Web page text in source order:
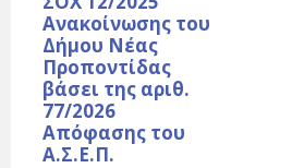
Ανακοίνωσης του
Δήμου Νέας
Προποντίδας
βάσει της αριθ.
77/2026
Απόφασης του
Α.Σ.Ε.Π.